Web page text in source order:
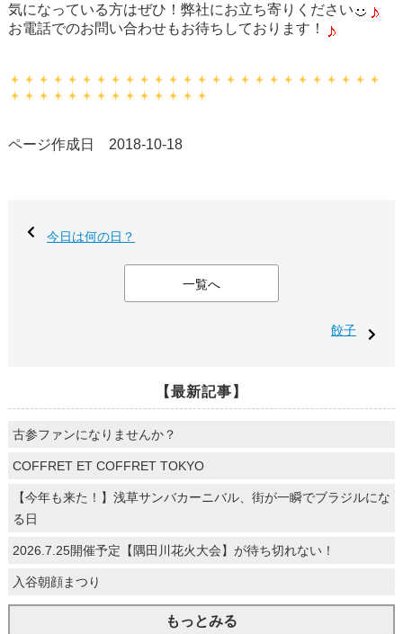
気になっている方はぜひ！弊社にお立ち寄りください
お電話でのお問い合わせもお待ちしております！
ページ作成日 2018-10-18
今日は何の日？
一覧へ
餃子
【最新記事】
古参ファンになりませんか？
COFFRET ET COFFRET TOKYO
【今年も来た！】浅草サンバカーニバル、街が一瞬でブラジルにな
る日
2026.7.25開催予定【隅田川花火大会】が待ち切れない！
入谷朝顔まつり
もっとみる